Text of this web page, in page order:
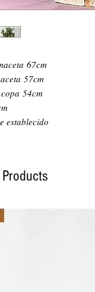
67cm
57cm
54cm
establecido